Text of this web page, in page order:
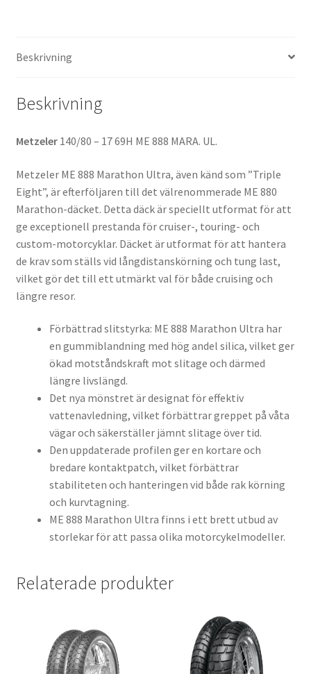
(fram)
Beskrivning
Beskrivning
Metzeler 140/80 – 17 69H ME 888 MARA. UL.
Metzeler ME 888 Marathon Ultra, även känd som ”Triple
Eight”, är efterföljaren till det välrenommerade ME 880
Marathon-däcket. Detta däck är speciellt utformat för att
ge exceptionell prestanda för cruiser-, touring- och
custom-motorcyklar. Däcket är utformat för att hantera
de krav som ställs vid långdistanskörning och tung last,
vilket gör det till ett utmärkt val för både cruising och
längre resor.
Förbättrad slitstyrka: ME 888 Marathon Ultra har
en gummiblandning med hög andel silica, vilket ger
ökad motståndskraft mot slitage och därmed
längre livslängd.
Det nya mönstret är designat för effektiv
vattenavledning, vilket förbättrar greppet på våta
vägar och säkerställer jämnt slitage över tid.
Den uppdaterade profilen ger en kortare och
bredare kontaktpatch, vilket förbättrar
stabiliteten och hanteringen vid både rak körning
och kurvtagning.
ME 888 Marathon Ultra finns i ett brett utbud av
storlekar för att passa olika motorcykelmodeller.
Relaterade produkter